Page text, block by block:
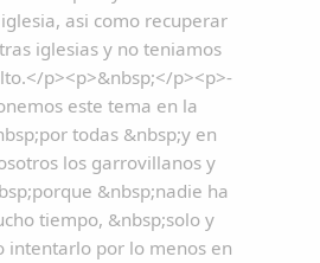
asi como recuperar
iglesias y no teniamos
p><p>&nbsp;</p><p>-
este tema en la
todas &nbsp;y en
los garrovillanos y
&nbsp;nadie ha
tiempo, &nbsp;solo y
intentarlo por lo menos en